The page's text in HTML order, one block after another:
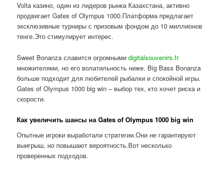
Volta казино, один из лидеров рынка Казахстана, активно
продвигает Gates of Olympus 1000.Платформа предлагает
эксклюзивные турниры с призовым фондом до 10 миллионов
тенге.Это стимулирует интерес.
Sweet Bonanza славится огромнымиdigitalsouvenirs.fr
множителями, но его волатильность ниже. Big Bass Bonanza
больше подходит для любителей рыбалки и спокойной игры.
Gates of Olympus 1000 big win – выбор тех, кто хочет риска и
скорости.
Как увеличить шансы на Gates of Olympus 1000 big win
Опытные игроки выработали стратегии.Они не гарантируют
выигрыш, но повышают вероятность.Вот несколько
проверенных подходов.